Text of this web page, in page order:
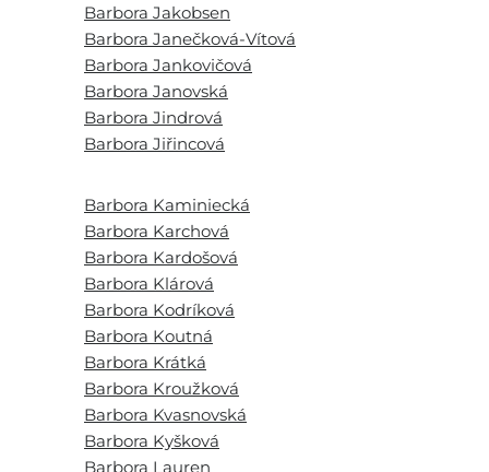
Barbora Jakobsen
Barbora Janečková-Vítová
Barbora Jankovičová
Barbora Janovská
Barbora Jindrová
Barbora Jiřincová
Barbora Kaminiecká
Barbora Karchová
Barbora Kardošová
Barbora Klárová
Barbora Kodríková
Barbora Koutná
Barbora Krátká
Barbora Kroužková
Barbora Kvasnovská
Barbora Kyšková
Barbora Lauren